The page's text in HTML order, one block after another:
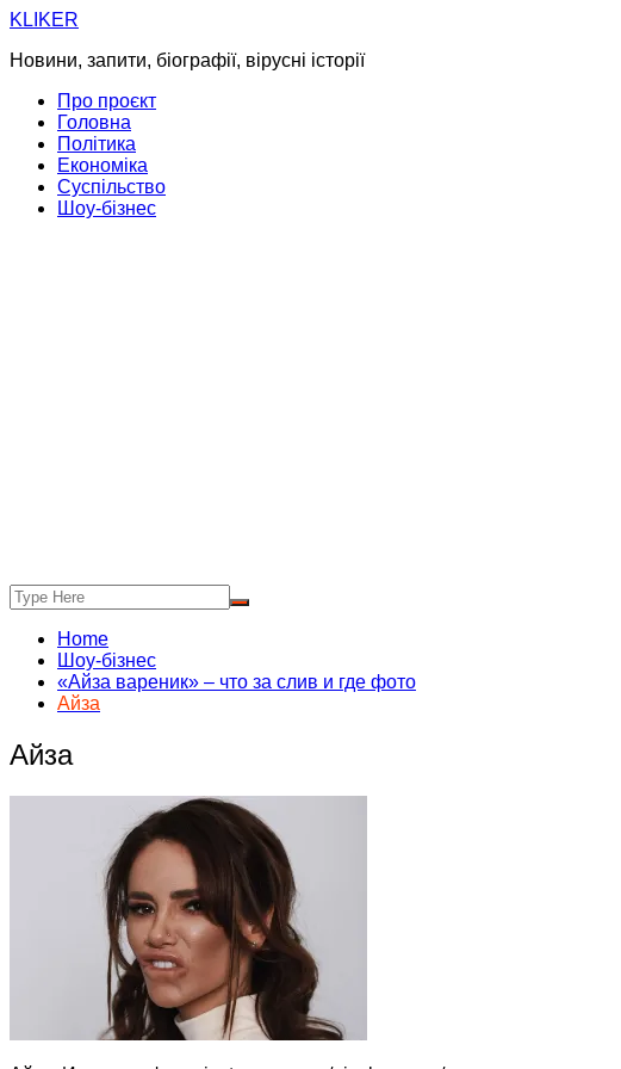
Skip
content
KLIKER
Новини, запити, біографії, вірусні історії
Про проєкт
Головна
Політика
Економіка
Суспільство
Шоу-бізнес
Home
Шоу-бізнес
«Айза вареник» – что за слив и где фото
Айза
Айза